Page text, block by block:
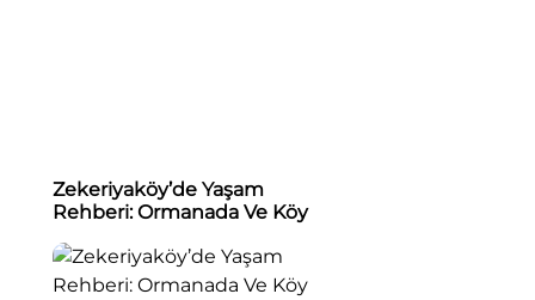
Zekeriyaköy’de Yaşam
Rehberi: Ormanada Ve Köy
İmkânlar (2026)